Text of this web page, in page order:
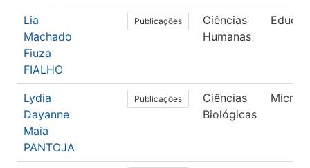
Lia
Machado
Fiuza
FIALHO
Publicações
Ciências
Humanas
Lydia
Dayanne
Maia
PANTOJA
Publicações
Ciências
Biológicas